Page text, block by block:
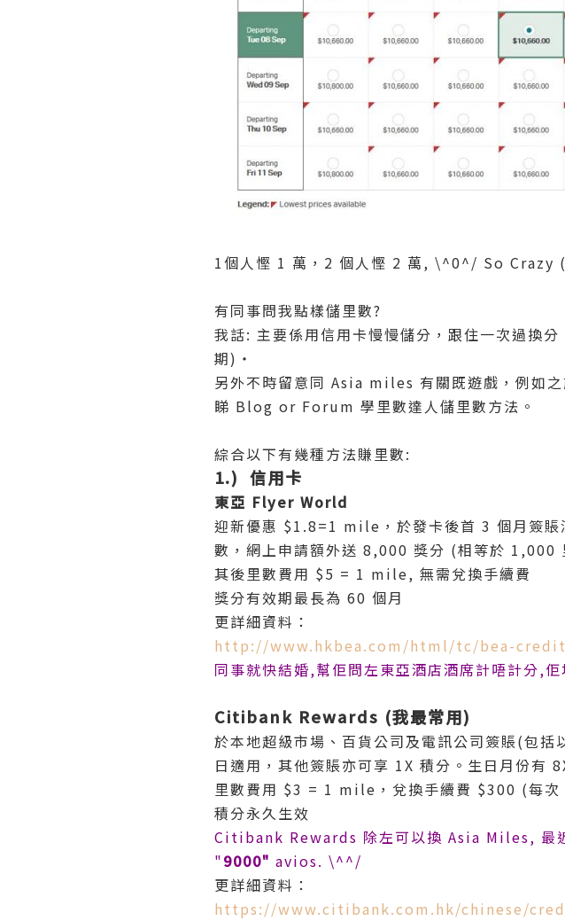
1個人慳 1 萬，2 個人慳 2 萬, \^0^/ So Crazy
有同事問我點樣儲里數?
我話: 主要係用信用卡慢慢儲分，跟住一次過
期)‧
另外不時留意同 Asia miles 有關既遊戲，例如
睇 Blog or Forum 學里數達人儲里數方法。
綜合以下有幾種方法賺里數:
1.) 信用卡
東亞 Flyer World
迎新優惠 $1.8=1 mile，於發卡後首 3 個月簽
數，網上申請額外送 8,000 獎分 (相等於 1,000
其後里數費用 $5 = 1 mile, 無需兌換手續費
獎分有效期最長為 60 個月
更詳細資料：
http://www.hkbea.com/html/tc/bea-
同事就快結婚,幫佢問左東亞酒店酒席計唔計分,
Citibank Rewards (我最常用)
於本地超級市場、百貨公司及電訊公司簽賬(包
日適用，其他簽賬亦可享 1X 積分。生日月份有
里數費用 $3 = 1 mile，兌換手續費 $300 (每次
積分永久生效
Citibank Rewards 除左可以換 Asia Miles, 最
"9000" avios. \^^/
更詳細資料：
https://www.citibank.com.hk/chinese/